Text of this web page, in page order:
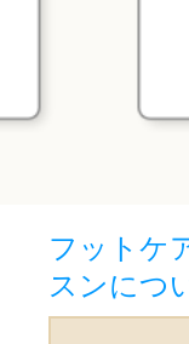
フットケ
スンにつ